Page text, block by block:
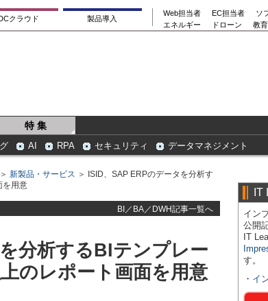
クラウド 製品導入
Web担当者 EC担当者
ソ
エネルギー
ドローン 教
特 集
AI RPA セキュリティ データマネジメント
＞ 新製品・サービス ＞ ISID、SAP ERPのデータを分析す
を用意
BI／BA／DWH記事一覧へ
分析するBIテンプレー
のレポート画面を用意
IT
イン
公開
IT
す。
・ イ